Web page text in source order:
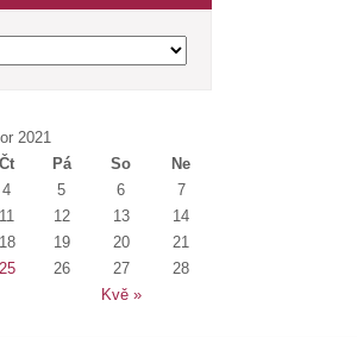
2021
Čt Pá So Ne
Kvě »
4 5 6
7
11 12 13
14
18 19 20
21
25 26 27 28